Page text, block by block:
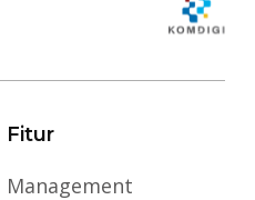
Fitur
Management